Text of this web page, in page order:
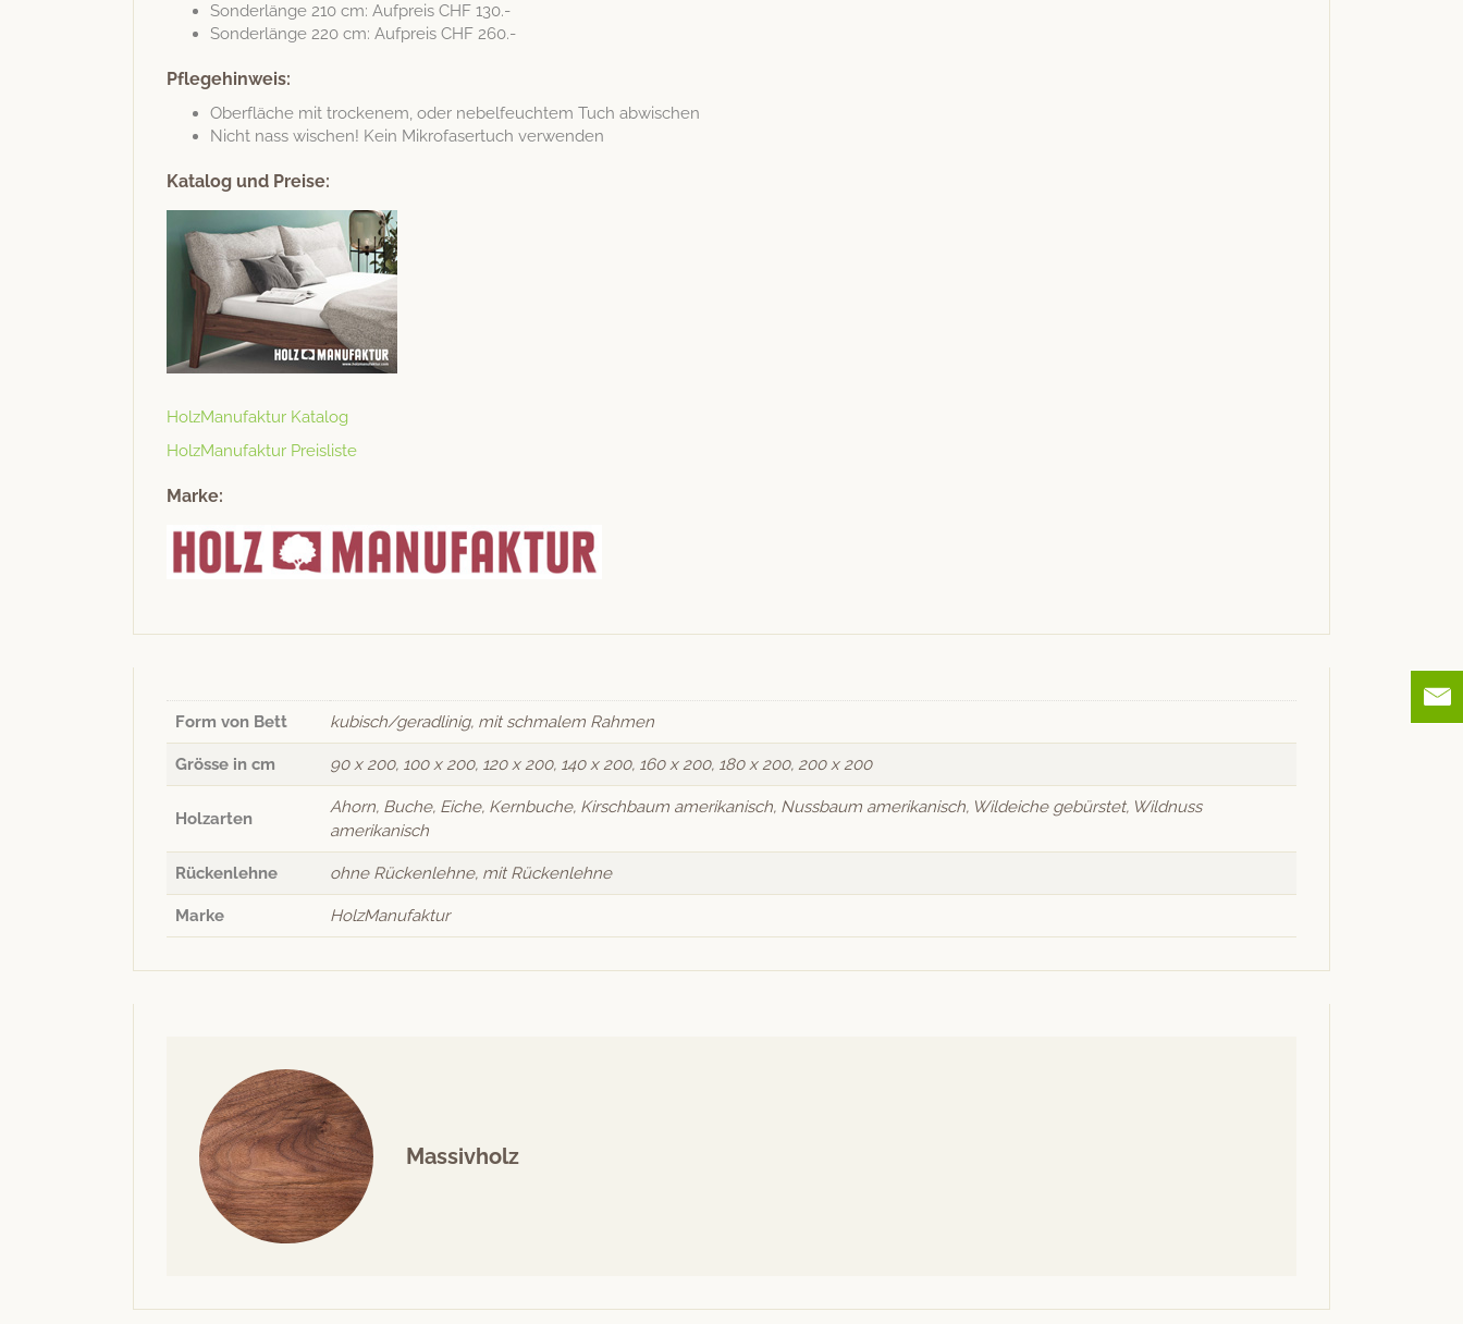
Son­der­länge 210 cm: Auf­preis CHF 130.-
Son­der­länge 220 cm: Auf­preis CHF 260.-
Pflegehinweis:
Ober­fläche mit trock­en­em, oder nebelfeuchtem Tuch abwischen
Nicht nass wis­chen! Kein Mikro­faser­tuch verwenden
Katalog und Preise:
Holz­Man­u­fak­tur Katalog
Holz­Man­u­fak­tur Preisliste
Marke:
Form von Bett kubisch/geradlinig, mit schmalem Rahmen
Grösse in cm 90 x 200, 100 x 200, 120 x 200, 140 x 200, 160 x 200, 180 x 200, 200 x 200
Holzarten
Ahorn, Buche, Eiche, Kernbuche, Kirschbaum amerikanisch, Nussbaum amerikanisch, Wildeiche gebürstet, Wildnuss
amerikanisch
Rückenlehne ohne Rückenlehne, mit Rückenlehne
Marke HolzManufaktur
Massivholz